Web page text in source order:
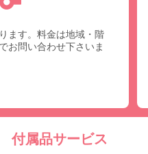
ます。料金は地域・階
お問い合わせ下さいま
付属品サービス